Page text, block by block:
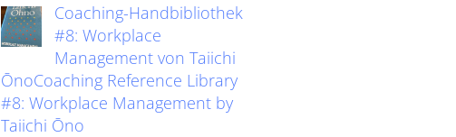
Coaching-Handbibliothek
#8: Workplace
Management von Taiichi
ŌnoCoaching Reference Library
#8: Workplace Management by
Taiichi Ōno